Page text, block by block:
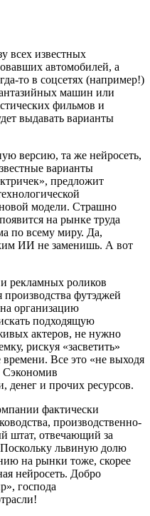
всех известных
автомобилей, а
то в соцсетях (например!)
машин или
фильмов и
выдавать варианты
версию, та же нейросеть,
варианты
предложит
модели. Страшно
на рынке труда
по всему миру. Да,
ИИ не заменишь. А вот
рекламных роликов
футэджей
на организацию
подходящую
актеров, не нужно
рискуя «засветить»
Все это «не выходя
Сэкономив
денег и прочих ресурсов.
фактически
производственно-
штат, отвечающий за
львиную долю
на рынки тоже, скорее
нейросеть. Добро
господа